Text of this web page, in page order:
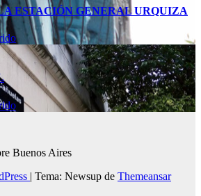
ESTACIÓN GENERAL URQUIZA
Buenos Aires
| Tema: Newsup de Themeansar